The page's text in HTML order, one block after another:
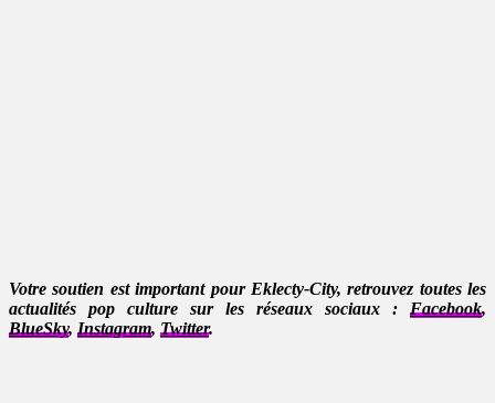
Votre soutien est important pour Eklecty-City, retrouvez toutes les
actualités pop culture sur les réseaux sociaux : Facebook,
BlueSky, Instagram, Twitter.